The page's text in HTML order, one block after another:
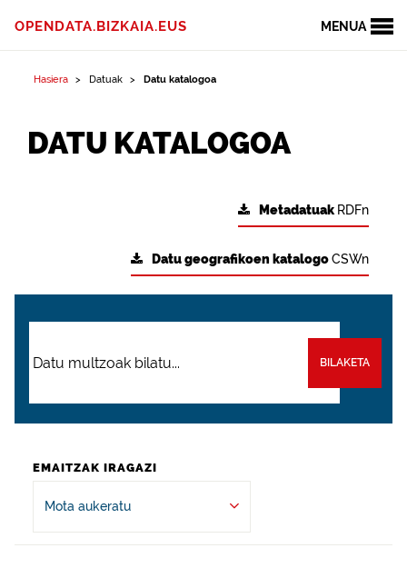
MENUA
OPENDATA.BIZKAIA.EUS
Hasiera Datuak Datu katalogoa
DATU KATALOGOA
Metadatuak RDFn
Datu geografikoen katalogoCSWn
BILAKETA
EMAITZAK IRAGAZI
Mota aukeratu